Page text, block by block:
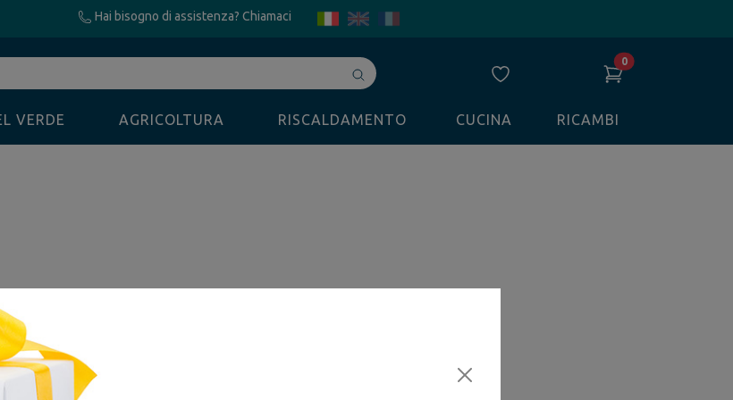
Hai bisogno di assistenza? Chiamaci
Avvia
ricerca
0
VERDE AGRICOLTURA RISCALDAMENTO CUCINA RICAMBI